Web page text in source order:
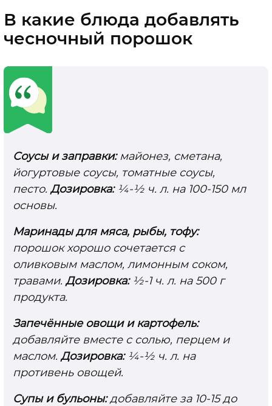
В какие блюда добавлять
чесночный порошок
Соусы и заправки: майонез, сметана,
йогуртовые соусы, томатные соусы,
песто. Дозировка: ¼-½ ч. л. на 100-150 мл
основы.
Маринады для мяса, рыбы, тофу:
порошок хорошо сочетается с
оливковым маслом, лимонным соком,
травами. Дозировка:½-1 ч. л. на 500 г
продукта.
Запечённые овощи и картофель:
добавляйте вместе с солью, перцем и
маслом. Дозировка:¼-½ ч. л. на
противень овощей.
Супы и бульоны:добавляйте за 10-15 до